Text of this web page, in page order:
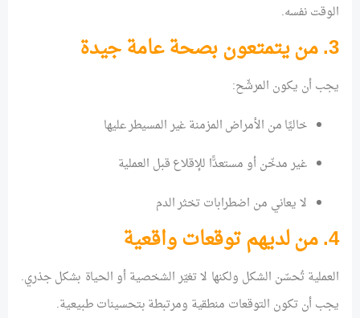
الوقت نفسه.
3. من يتمتعون بصحة عامة جيدة
يجب أن يكون المرشّح:
خاليًا من الأمراض المزمنة غير المسيطر عليها
غير مدخّن أو مستعدًّا للإقلاع قبل العملية
لا يعاني من اضطرابات تخثر الدم
4. من لديهم توقعات واقعية
العملية تُحسّن الشكل ولكنها لا تغيّر الشخصية أو الحياة بشكل جذري.
يجب أن تكون التوقعات منطقية ومرتبطة بتحسينات طبيعية.